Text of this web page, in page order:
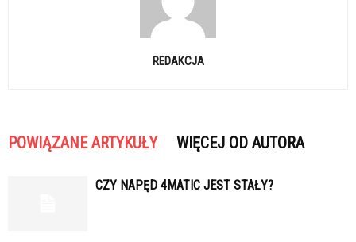
REDAKCJA
POWIĄZANE ARTYKUŁY WIĘCEJ OD AUTORA
CZY NAPĘD 4MATIC JEST STAŁY?